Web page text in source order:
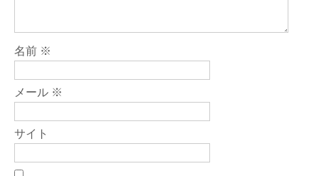
名前 ※
メール ※
サイト